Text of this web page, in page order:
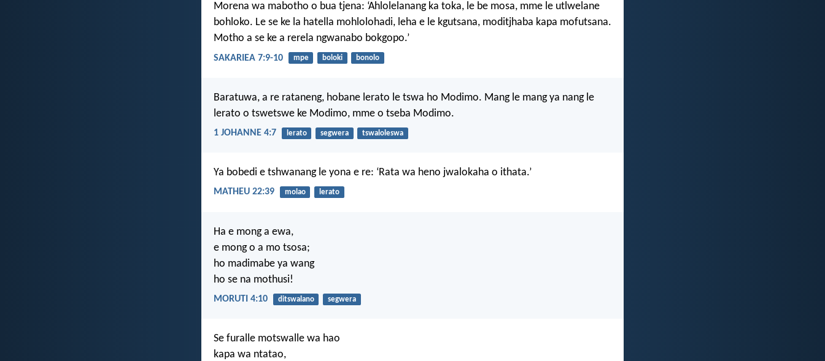
Morena wa mabotho o bua tjena: ‘Ahlolelanang ka toka, le be mosa, mme le utlwelane
bohloko. Le se ke la hatella mohlolohadi, leha e le kgutsana, moditjhaba kapa mofutsana.
Motho a se ke a rerela ngwanabo bokgopo.’
SAKARIEA 7:9-10 mpe boloki bonolo
Baratuwa, a re rataneng, hobane lerato le tswa ho Modimo. Mang le mang ya nang le
lerato o tswetswe ke Modimo, mme o tseba Modimo.
1 JOHANNE 4:7 lerato segwera tswaloleswa
Ya bobedi e tshwanang le yona e re: ‘Rata wa heno jwalokaha o ithata.’
MATHEU 22:39 molao lerato
Ha e mong a ewa,
e mong o a mo tsosa;
ho madimabe ya wang
ho se na mothusi!
MORUTI 4:10 ditswalano segwera
Se furalle motswalle wa hao
kapa wa ntatao,